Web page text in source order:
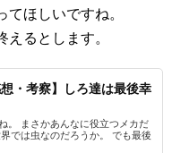
ほしいですね。
るとします。
想・考察】しろ達は最後幸
。 まさかあんなに役立つメカだ
では虫なのだろうか。 でも最後